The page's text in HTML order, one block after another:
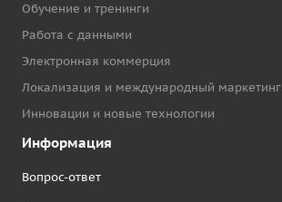
Обучение и тренинги
Работа с данными
Электронная коммерция
Локализация и международный маркетинг
Инновации и новые технологии
Информация
Вопрос-ответ